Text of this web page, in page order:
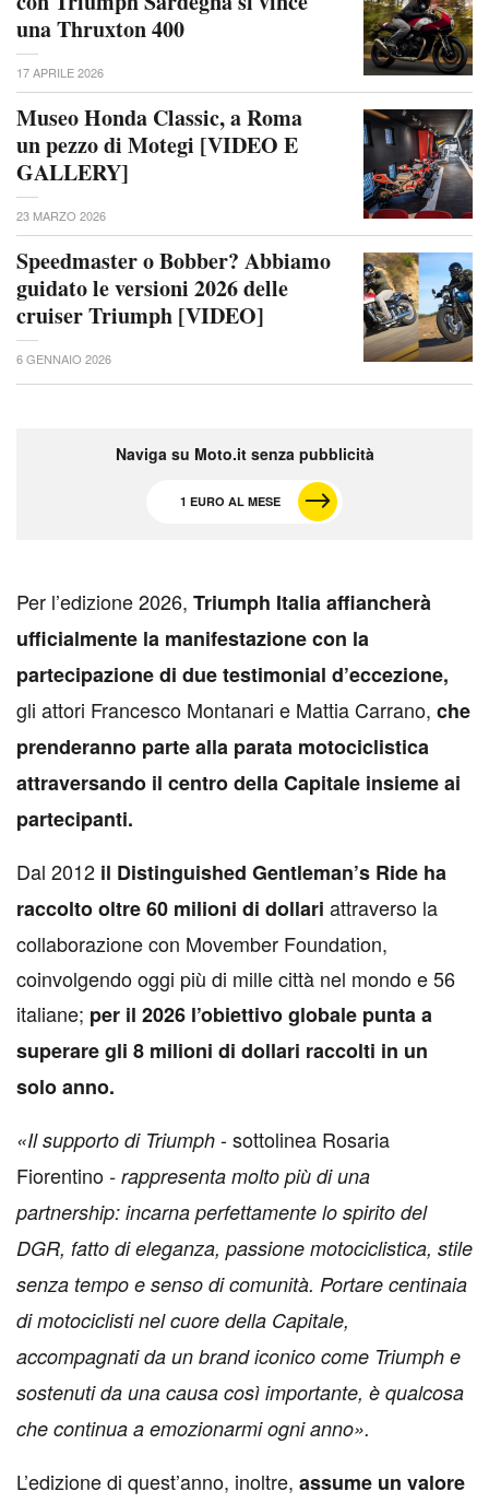
una Thruxton 400
17 APRILE 2026
Museo Honda Classic, a Roma
un pezzo di Motegi [VIDEO E
GALLERY]
23 MARZO 2026
Speedmaster o Bobber? Abbiamo
guidato le versioni 2026 delle
cruiser Triumph [VIDEO]
6 GENNAIO 2026
Naviga su Moto.it senza pubblicità
1 EURO AL MESE
Per l’edizione 2026, Triumph Italia affiancherà
ufficialmente la manifestazione con la
partecipazione di due testimonial d’eccezione,
gli attori Francesco Montanari e Mattia Carrano, che
prenderanno parte alla parata motociclistica
attraversando il centro della Capitale insieme ai
partecipanti.
Dal 2012 il Distinguished Gentleman’s Ride ha
raccolto oltre 60 milioni di dollari attraverso la
collaborazione con Movember Foundation,
coinvolgendo oggi più di mille città nel mondo e 56
italiane; per il 2026 l’obiettivo globale punta a
superare gli 8 milioni di dollari raccolti in un
solo anno.
«Il supporto di Triumph - sottolinea Rosaria
Fiorentino - rappresenta molto più di una
partnership: incarna perfettamente lo spirito del
DGR, fatto di eleganza, passione motociclistica, stile
senza tempo e senso di comunità. Portare centinaia
di motociclisti nel cuore della Capitale,
accompagnati da un brand iconico come Triumph e
sostenuti da una causa così importante, è qualcosa
che continua a emozionarmi ogni anno».
L’edizione di quest’anno, inoltre, assume un valore